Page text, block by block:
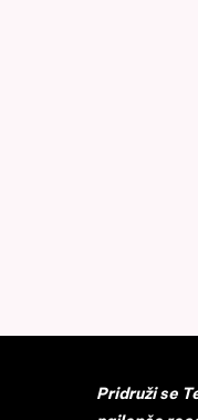
Pridruži se